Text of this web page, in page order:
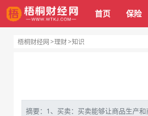
首页 保险
梧桐财经网 理财 知识
摘要：1、买卖：买卖能够让商品生产和